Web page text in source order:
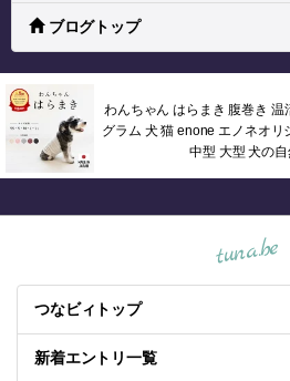
ブログトップ
わんちゃん はらまき 腹巻き
グラム 犬 猫 enone エノネオリ
中型 大型 犬の
tuna.be
つなビィトップ
新着エントリ一覧